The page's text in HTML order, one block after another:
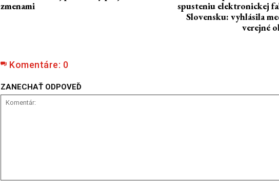
zmenami
spusteniu elektronickej
Slovensku: vyhlásila
verejné
Komentáre: 0
ZANECHAŤ ODPOVEĎ